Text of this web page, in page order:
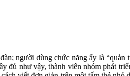
người dùng chức năng ấy là “quản
đủ như vậy, thành viên nhóm phát